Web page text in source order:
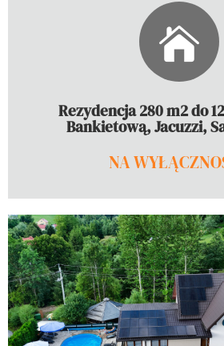
Rezydencja 280 m2 do
Bankietową, Jacuzzi,
NA
sypialnie,
drewnem, sala na
KLIKNIJ PO